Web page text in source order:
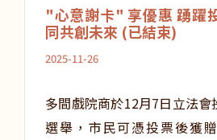
"心意謝卡" 享優惠 踴躍
同共創未來 (已結束)
2025-11-26
多間戲院商於12月7日立法
選舉，市民可憑投票後獲